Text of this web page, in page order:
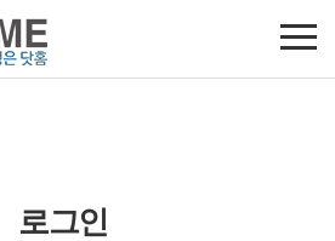
로그인